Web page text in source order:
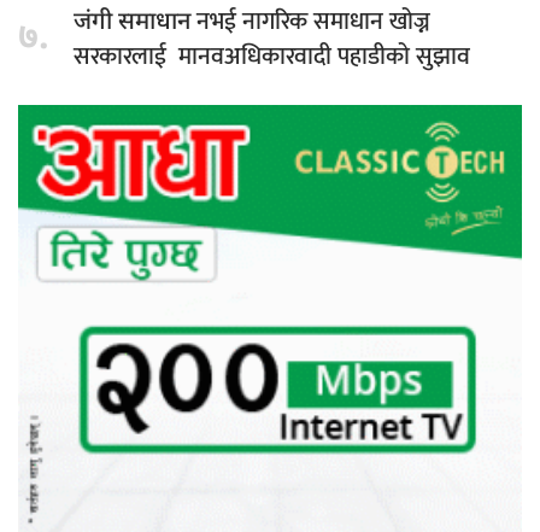
७. जंगी समाधाननभई नागरिक समाधान खोज्न
सरकारलाई मानवअधिकारवादी पहाडीको सुझाव